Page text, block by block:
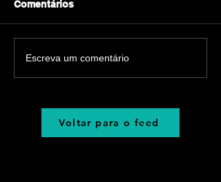
Comentários
Escreva um comentário
Voltar para o feed